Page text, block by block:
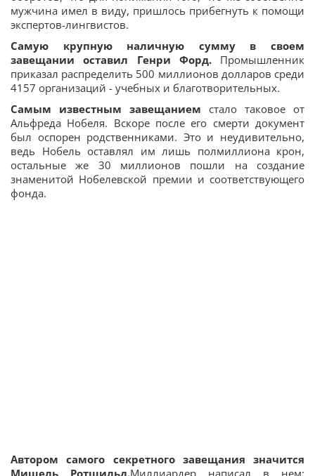
мужчина имел в виду, пришлось прибегнуть к помощи
экспертов-лингвистов.
Самую крупную наличную сумму в своем
завещании оставил Генри Форд.Промышленник
приказал распределить 500 миллионов долларов среди
4157 организаций - учебных и благотворительных.
Самым известным завещанием стало таковое от
Альфреда Нобеля. Вскоре после его смерти документ
был оспорен родственниками. Это и неудивительно,
ведь Нобель оставлял им лишь полмиллиона крон,
остальные же 30 миллионов пошли на создание
знаменитой Нобелевской премии и соответствующего
фонда.
Автором самого секретного завещания значится